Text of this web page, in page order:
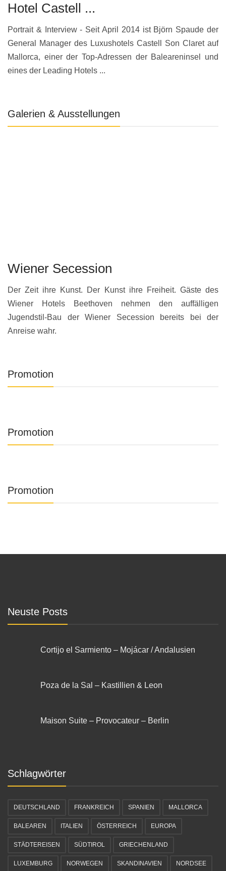
Hotel Castell ...
Portrait & Interview - Seit April 2014 ist Björn Spaude der
General Manager des Luxushotels Castell Son Claret auf
Mallorca, einer der Top-Adressen der Baleareninsel und
eines der Leading Hotels ...
Galerien & Ausstellungen
Wiener Secession
Der Zeit ihre Kunst. Der Kunst ihre Freiheit. Gäste des
Wiener Hotels Beethoven nehmen den auffälligen
Jugendstil-Bau der Wiener Secession bereits bei der
Anreise wahr.
Promotion
Promotion
Promotion
Neuste Posts
Cortijo el Sarmiento – Mojácar / Andalusien
Poza de la Sal – Kastillien & Leon
Maison Suite – Provocateur – Berlin
Schlagwörter
DEUTSCHLAND FRANKREICH SPANIEN MALLORCA
BALEAREN ITALIEN ÖSTERREICH EUROPA
STÄDTEREISEN SÜDTIROL GRIECHENLAND
LUXEMBURG NORWEGEN SKANDINAVIEN NORDSEE